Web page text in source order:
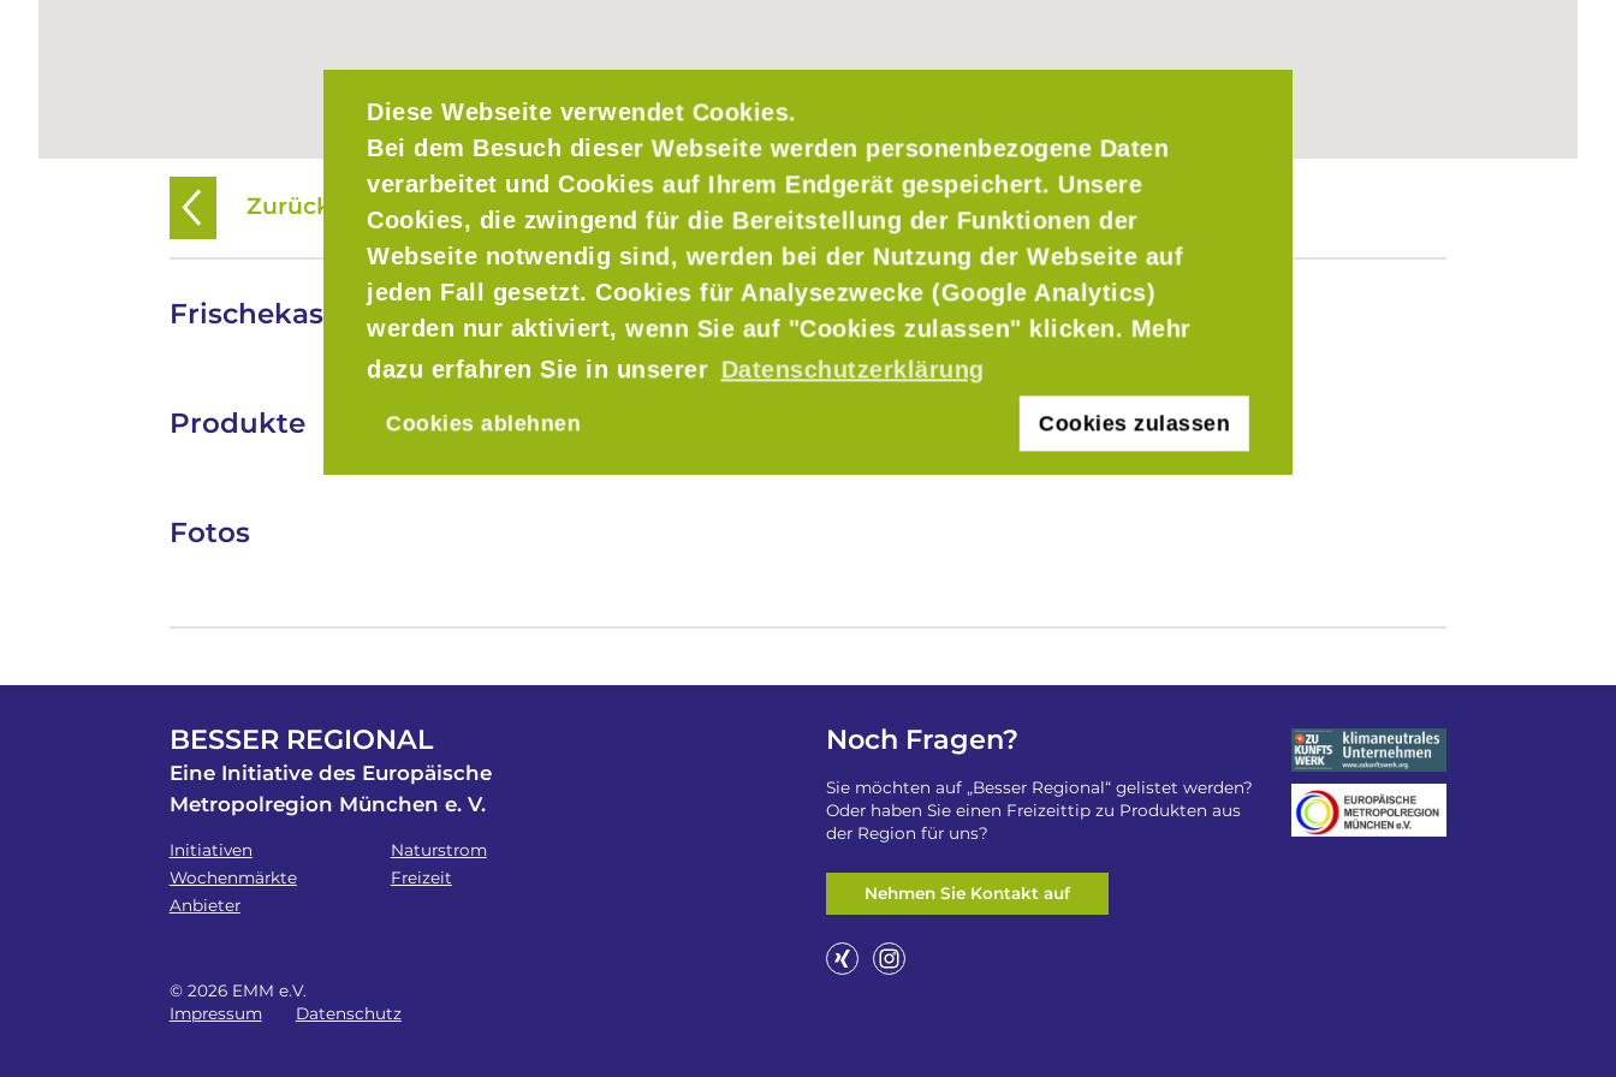
Diese Webseite verwendet Cookies.
Bei dem Besuch dieser Webseite werden personenbezogene Daten
verarbeitet und Cookies auf Ihrem Endgerät gespeichert. Unsere
Cookies, die zwingend für die Bereitstellung der Funktionen der
Webseite notwendig sind, werden bei der Nutzung der Webseite auf
jeden Fall gesetzt. Cookies für Analysezwecke (Google Analytics)
werden nur aktiviert, wenn Sie auf "Cookies zulassen" klicken. Mehr
dazu erfahren Sie in unserer Datenschutzerklärung
Cookies ablehnen Cookies zulassen
Zurück zur Übersicht
Frischekastl Landshut
Produkte
Fotos
BESSER REGIONAL
Eine Initiative des Europäische
Metropolregion München e. V.
Initiativen
Wochenmärkte
Anbieter
Naturstrom
Freizeit
© 2026 EMM e.V.
Impressum
Datenschutz
Noch Fragen?
Sie möchten auf „Besser Regional“ gelistet werden?
Oder haben Sie einen Freizeittip zu Produkten aus
der Region für uns?
Nehmen Sie Kontakt auf